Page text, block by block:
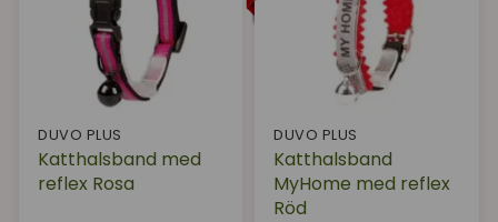
DUVO PLUS
Katthalsband med
reflex Rosa
DUVO PLUS
Katthalsband
MyHome med reflex
Röd